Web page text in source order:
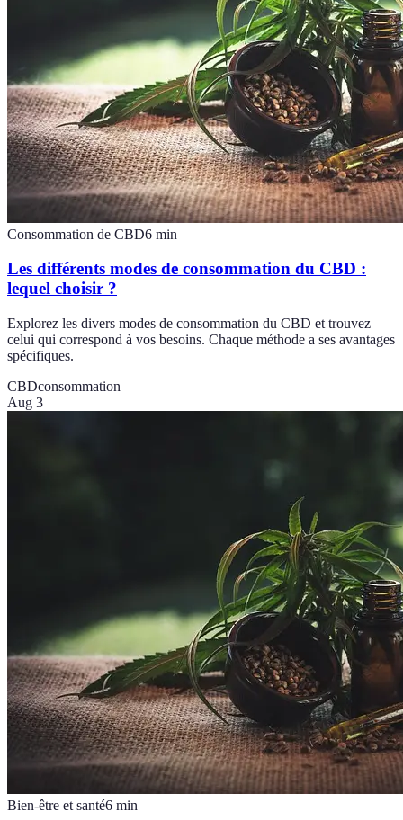
Consommation de CBD6 min
Les différents modes de consommation du CBD :
lequel choisir ?
Explorez les divers modes de consommation du CBD et trouvez
celui qui correspond à vos besoins. Chaque méthode a ses avantages
spécifiques.
CBDconsommation
Aug 3
Bien-être et santé6 min